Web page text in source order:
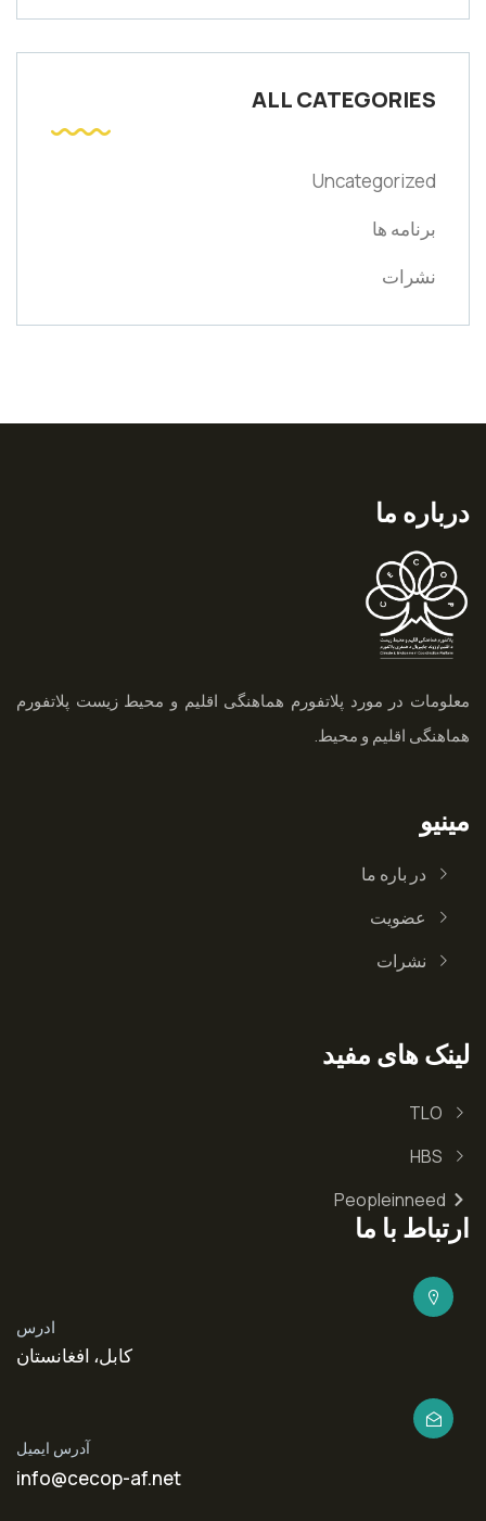
ALL CATEGORIES
Uncategorized
برنامه ها
نشرات
درباره ما
معلومات در مورد پلاتفورم هماهنگی اقلیم و محیط زیست پلاتفورم
هماهنگی اقلیم و محیط.
مینیو
در باره ما
عضویت
نشرات
لینک های مفید
TLO
HBS
Peopleinneed
ارتباط با ما
ادرس
کابل، افغانستان
آدرس ایمیل
info@cecop-af.net